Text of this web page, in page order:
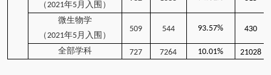
（2021年5月入围）
微生物学
（2021年5月入围）
509 544 93.57% 430
全部学科 727 7264 10.01% 21028